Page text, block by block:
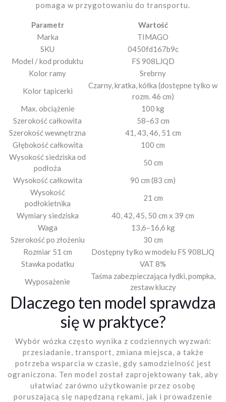
pomaga w przygotowaniu do transportu.
Parametr
Wartość
Marka
TIMAGO
SKU
0450fd167b9c
Model / kod produktu
FS 908LJQD
Kolor ramy
Srebrny
Kolor tapicerki
Czarny, kratka, kółka (dostępne tylko w
rozm. 46 cm)
Max. obciążenie
100 kg
Szerokość całkowita
58–63 cm
Szerokość wewnętrzna
41, 43, 46, 51 cm
Głębokość całkowita
100 cm
Wysokość siedziska od
podłoża
50 cm
Wysokość całkowita
90 cm (83 cm)
Wysokość
podłokietnika
21 cm
Wymiary siedziska
40, 42, 45, 50 cm x 39 cm
Waga
13,6–16,6 kg
Szerokość po złożeniu
30 cm
Rozmiar 51 cm
Dostępny tylko w modelu FS 908LJQ
Stawka podatku
VAT 8%
Wyposażenie
Taśma zabezpieczająca łydki, pompka,
zestaw kluczy
Dlaczego ten model sprawdza
się w praktyce?
Wybór wózka często wynika z codziennych wyzwań:
przesiadanie, transport, zmiana miejsca, a także
potrzeba wsparcia w czasie, gdy samodzielność jest
ograniczona. Ten model został zaprojektowany tak, aby
ułatwiać zarówno użytkowanie przez osobę
poruszającą się napędzaną rękami, jak i prowadzenie